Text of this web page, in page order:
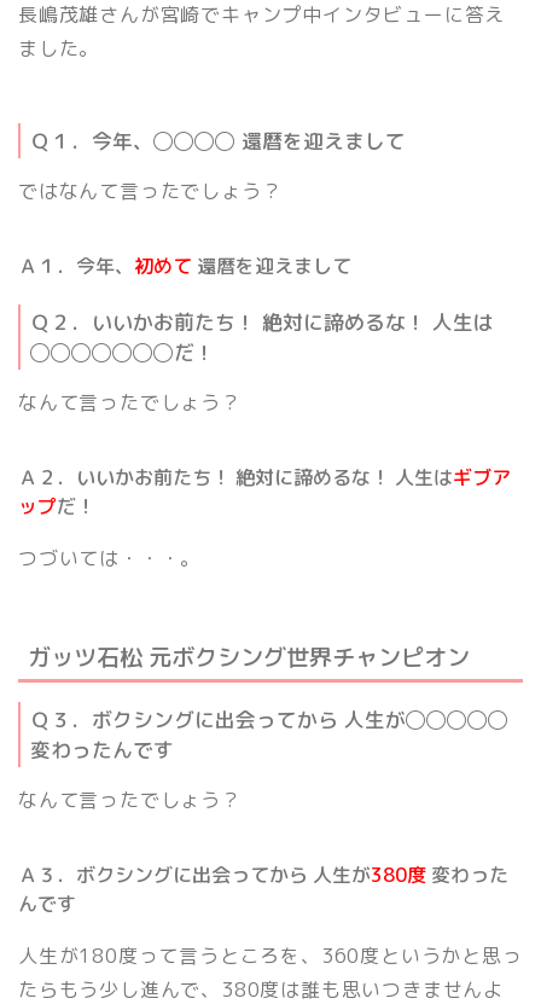
長嶋茂雄さんが宮崎でキャンプ中インタビューに答え
ました。
Ｑ１．今年、 ◯◯◯◯ 還暦を迎えまして
ではなんて言ったでしょう？
Ａ１．今年、 初めて 還暦を迎えまして
Ｑ２．いいかお前たち！ 絶対に諦めるな！ 人生は
◯◯◯◯◯◯◯だ！
なんて言ったでしょう？
Ａ２．いいかお前たち！ 絶対に諦めるな！ 人生はギブア
ップだ！
つづいては・・・。
ガッツ石松 元ボクシング世界チャンピオン
Ｑ３．ボクシングに出会ってから 人生が◯◯◯◯◯
変わったんです
なんて言ったでしょう？
Ａ３．ボクシングに出会ってから 人生が380度 変わった
んです
人生が180度って言うところを、360度というかと思っ
たらもう少し進んで、380度は誰も思いつきませんよ